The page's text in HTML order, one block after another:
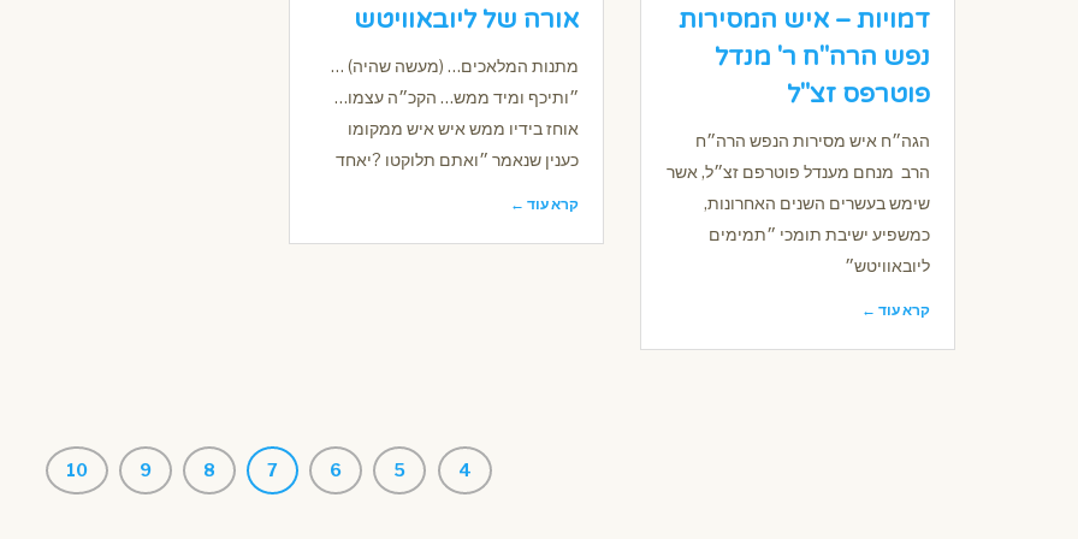
דמויות – איש המסירות
נפש הרה"ח ר' מנדל
פוטרפס זצ"ל
הגה״ח איש מסירות הנפש הרה״ח
הרב מנחם מענדל פוטרפם זצ״ל, אשר
שימש בעשרים השנים האחרונות,
כמשפיע ישיבת תומכי ״תמימים
ליובאוויטש״
קרא עוד ←
אורה של ליובאוויטש
מתנות המלאכים… (מעשה שהיה) …
״ותיכף ומיד ממש… הקכ״ה עצמו…
אוחז בידיו ממש איש איש ממקומו
כענין שנאמר ״ואתם תלוקטו ?יאחד
קרא עוד ←
4
5
6
7
8
9
10